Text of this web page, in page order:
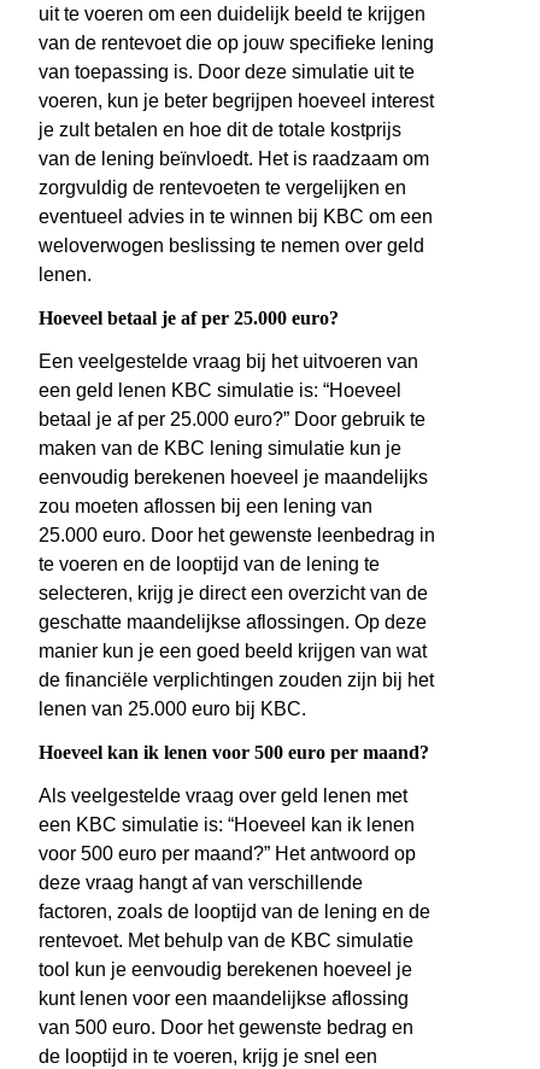
uit te voeren om een duidelijk beeld te krijgen
van de rentevoet die op jouw specifieke lening
van toepassing is. Door deze simulatie uit te
voeren, kun je beter begrijpen hoeveel interest
je zult betalen en hoe dit de totale kostprijs
van de lening beïnvloedt. Het is raadzaam om
zorgvuldig de rentevoeten te vergelijken en
eventueel advies in te winnen bij KBC om een
weloverwogen beslissing te nemen over geld
lenen.
Hoeveel betaal je af per 25.000 euro?
Een veelgestelde vraag bij het uitvoeren van
een geld lenen KBC simulatie is: “Hoeveel
betaal je af per 25.000 euro?” Door gebruik te
maken van de KBC lening simulatie kun je
eenvoudig berekenen hoeveel je maandelijks
zou moeten aflossen bij een lening van
25.000 euro. Door het gewenste leenbedrag in
te voeren en de looptijd van de lening te
selecteren, krijg je direct een overzicht van de
geschatte maandelijkse aflossingen. Op deze
manier kun je een goed beeld krijgen van wat
de financiële verplichtingen zouden zijn bij het
lenen van 25.000 euro bij KBC.
Hoeveel kan ik lenen voor 500 euro per maand?
Als veelgestelde vraag over geld lenen met
een KBC simulatie is: “Hoeveel kan ik lenen
voor 500 euro per maand?” Het antwoord op
deze vraag hangt af van verschillende
factoren, zoals de looptijd van de lening en de
rentevoet. Met behulp van de KBC simulatie
tool kun je eenvoudig berekenen hoeveel je
kunt lenen voor een maandelijkse aflossing
van 500 euro. Door het gewenste bedrag en
de looptijd in te voeren, krijg je snel een